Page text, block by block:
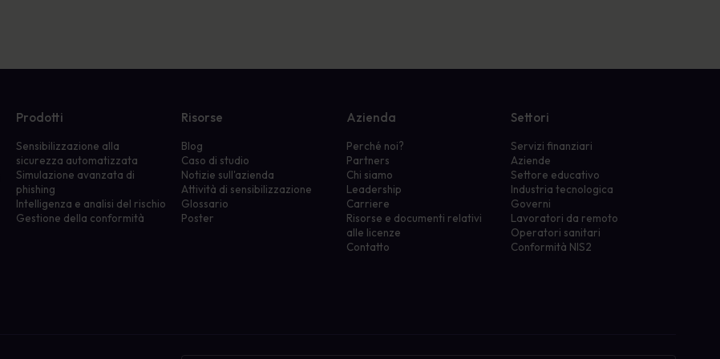
Prodotti
Sensibilizzazione alla
sicurezza automatizzata
Simulazione avanzata di
phishing
Intelligenza e analisi del rischio
Gestione della conformità
Risorse
Blog
Caso di studio
Notizie sull'azienda
Attività di sensibilizzazione
Glossario
Poster
Azienda
Perché noi?
Partners
Chi siamo
Leadership
Carriere
Risorse e documenti relativi
alle licenze
Contatto
Settori
Servizi finanziari
Aziende
Settore educativo
Industria tecnologica
Governi
Lavoratori da remoto
Operatori sanitari
Conformità NIS2